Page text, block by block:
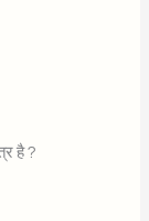
है ?